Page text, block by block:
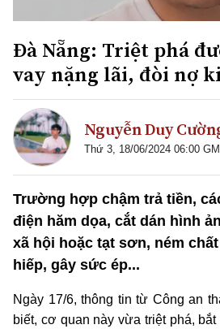
Đà Nẵng: Triệt phá
vay nặng lãi, đòi nợ
Nguyễn Duy
Thứ 3, 18/06/2024 06:00
Trường hợp chậm trả tiền,
điện hăm dọa, cắt dán hình
xã hội hoặc tạt sơn, ném
hiếp, gây sức ép...
Ngày 17/6, thông tin từ Công an
biết, cơ quan này vừa triệt phá,